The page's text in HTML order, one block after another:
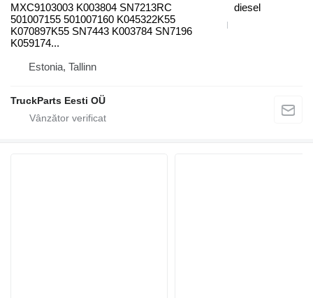
MXC9103003 K003804 SN7213RC
501007155 501007160 K045322K55
K070897K55 SN7443 K003784 SN7196
K059174...
diesel
Estonia, Tallinn
TruckParts Eesti OÜ